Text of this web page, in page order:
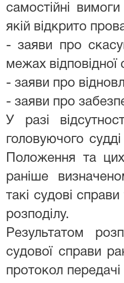
самостійні
якій відкрито
- заяви про
межах відповідної
- заяви про
- заяви про
У разі
головуючого
Положення та
раніше
такі судові
розподілу.
Результатом
судової справи
протокол